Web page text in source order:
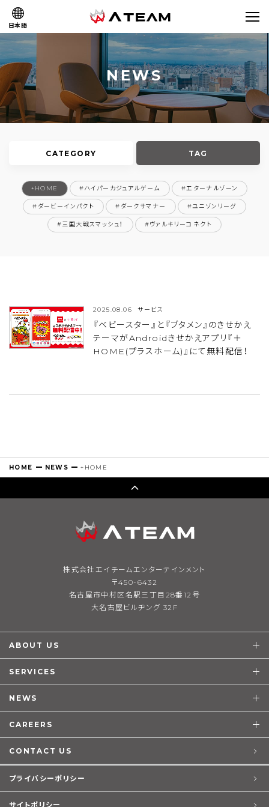
日本語
NEWS
CATEGORY TAG
すべて サービス コーポレート
+HOME #ハイパーカジュアルゲーム #エターナルゾーン
#ダービーインパクト #ダークサマナー #ユニゾンリーグ
#三国大戦スマッシュ！ #ヴァルキリーコネクト
2025.08.06 サービス
『ベビースター』と『ブタメン』のきせかえ
テーマがAndroidきせかえアプリ『＋
HOME(プラスホーム)』にて無料配信！
HOME NEWS +HOME
株式会社エイチームエンターテインメント
〒450-6432
名古屋市中村区名駅三丁目28番12号
大名古屋ビルヂング 32F
ABOUT US
SERVICES
NEWS
CAREERS
CONTACT US
プライバシーポリシー
サイトポリシー